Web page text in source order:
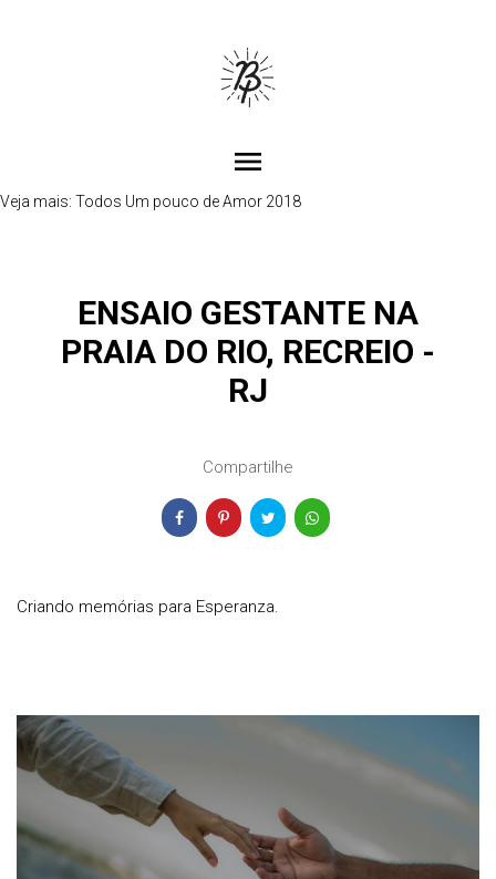
menu
Veja mais: Todos Um pouco de Amor 2018
ENSAIO GESTANTE NA
PRAIA DO RIO, RECREIO -
RJ
Compartilhe
Criando memórias para Esperanza.